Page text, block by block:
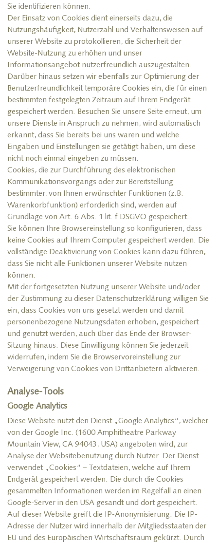
Sie identifizieren können.
Der Einsatz von Cookies dient einerseits dazu, die
Nutzungshäufigkeit, Nutzerzahl und Verhaltensweisen auf
unserer Website zu protokollieren, die Sicherheit der
Website-Nutzung zu erhöhen und unser
Informationsangebot nutzerfreundlich auszugestalten.
Darüber hinaus setzen wir ebenfalls zur Optimierung der
Benutzerfreundlichkeit temporäre Cookies ein, die für einen
bestimmten festgelegten Zeitraum auf Ihrem Endgerät
gespeichert werden. Besuchen Sie unsere Seite erneut, um
unsere Dienste in Anspruch zu nehmen, wird automatisch
erkannt, dass Sie bereits bei uns waren und welche
Eingaben und Einstellungen sie getätigt haben, um diese
nicht noch einmal eingeben zu müssen.
Cookies, die zur Durchführung des elektronischen
Kommunikationsvorgangs oder zur Bereitstellung
bestimmter, von Ihnen erwünschter Funktionen (z.B.
Warenkorbfunktion) erforderlich sind, werden auf
Grundlage von Art. 6 Abs. 1 lit. f DSGVO gespeichert.
Sie können Ihre Browsereinstellung so konfigurieren, dass
keine Cookies auf Ihrem Computer gespeichert werden. Die
vollständige Deaktivierung von Cookies kann dazu führen,
dass Sie nicht alle Funktionen unserer Website nutzen
können.
Mit der fortgesetzten Nutzung unserer Website und/oder
der Zustimmung zu dieser Datenschutzerklärung willigen Sie
ein, dass Cookies von uns gesetzt werden und damit
personenbezogene Nutzungsdaten erhoben, gespeichert
und genutzt werden, auch über das Ende der Browser-
Sitzung hinaus. Diese Einwilligung können Sie jederzeit
widerrufen, indem Sie die Browservoreinstellung zur
Verweigerung von Cookies von Drittanbietern aktivieren.
Analyse-Tools
Google Analytics
Diese Website nutzt den Dienst „Google Analytics“, welcher
von der Google Inc. (1600 Amphitheatre Parkway
Mountain View, CA 94043, USA) angeboten wird, zur
Analyse der Websitebenutzung durch Nutzer. Der Dienst
verwendet „Cookies“ – Textdateien, welche auf Ihrem
Endgerät gespeichert werden. Die durch die Cookies
gesammelten Informationen werden im Regelfall an einen
Google-Server in den USA gesandt und dort gespeichert.
Auf dieser Website greift die IP-Anonymisierung. Die IP-
Adresse der Nutzer wird innerhalb der Mitgliedsstaaten der
EU und des Europäischen Wirtschaftsraum gekürzt. Durch